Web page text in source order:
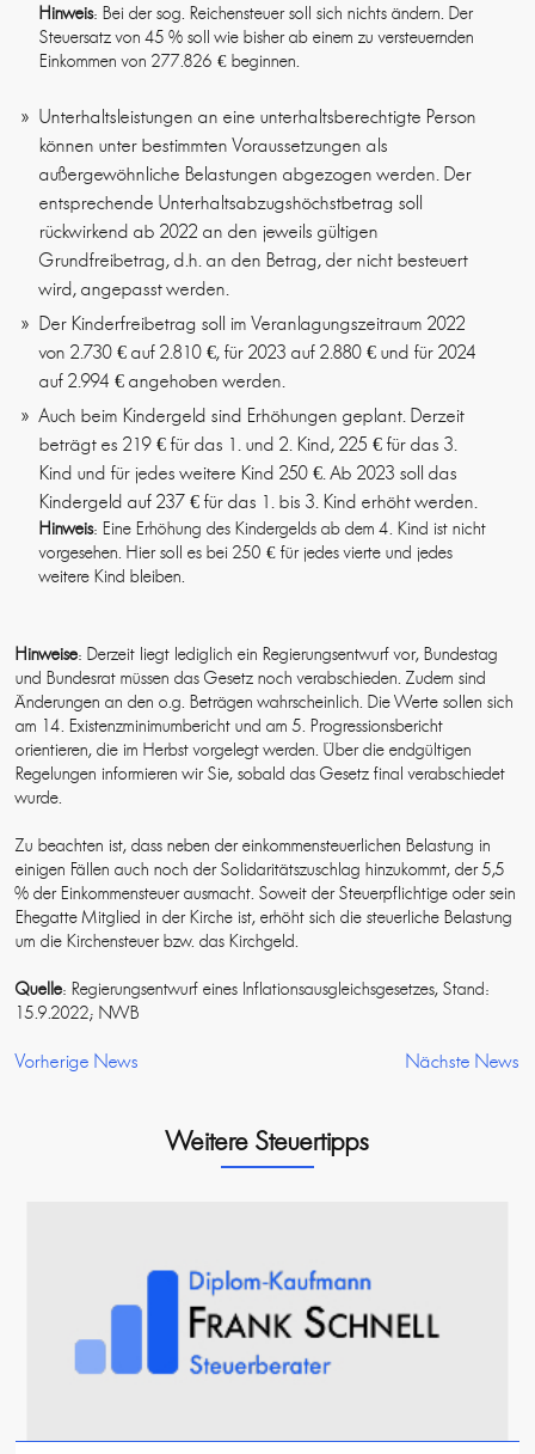
Hinweis: Bei der sog. Reichensteuer soll sich nichts ändern. Der
Steuersatz von 45 % soll wie bisher ab einem zu versteuernden
Einkommen von 277.826 € beginnen.
Unterhaltsleistungen an eine unterhaltsberechtigte Person
können unter bestimmten Voraussetzungen als
außergewöhnliche Belastungen abgezogen werden. Der
entsprechende Unterhaltsabzugshöchstbetrag soll
rückwirkend ab 2022 an den jeweils gültigen
Grundfreibetrag, d.h. an den Betrag, der nicht besteuert
wird, angepasst werden.
Der Kinderfreibetrag soll im Veranlagungszeitraum 2022
von 2.730 € auf 2.810 €, für 2023 auf 2.880 € und für 2024
auf 2.994 € angehoben werden.
Auch beim Kindergeld sind Erhöhungen geplant. Derzeit
beträgt es 219 € für das 1. und 2. Kind, 225 € für das 3.
Kind und für jedes weitere Kind 250 €. Ab 2023 soll das
Kindergeld auf 237 € für das 1. bis 3. Kind erhöht werden.
Hinweis: Eine Erhöhung des Kindergelds ab dem 4. Kind ist nicht
vorgesehen. Hier soll es bei 250 € für jedes vierte und jedes
weitere Kind bleiben.
Hinweise: Derzeit liegt lediglich ein Regierungsentwurf vor, Bundestag
und Bundesrat müssen das Gesetz noch verabschieden. Zudem sind
Änderungen an den o.g. Beträgen wahrscheinlich. Die Werte sollen sich
am 14. Existenzminimumbericht und am 5. Progressionsbericht
orientieren, die im Herbst vorgelegt werden. Über die endgültigen
Regelungen informieren wir Sie, sobald das Gesetz final verabschiedet
wurde.
Zu beachten ist, dass neben der einkommensteuerlichen Belastung in
einigen Fällen auch noch der Solidaritätszuschlag hinzukommt, der 5,5
% der Einkommensteuer ausmacht. Soweit der Steuerpflichtige oder sein
Ehegatte Mitglied in der Kirche ist, erhöht sich die steuerliche Belastung
um die Kirchensteuer bzw. das Kirchgeld.
Quelle: Regierungsentwurf eines Inflationsausgleichsgesetzes, Stand:
15.9.2022; NWB
Vorherige News Nächste News
Weitere Steuertipps